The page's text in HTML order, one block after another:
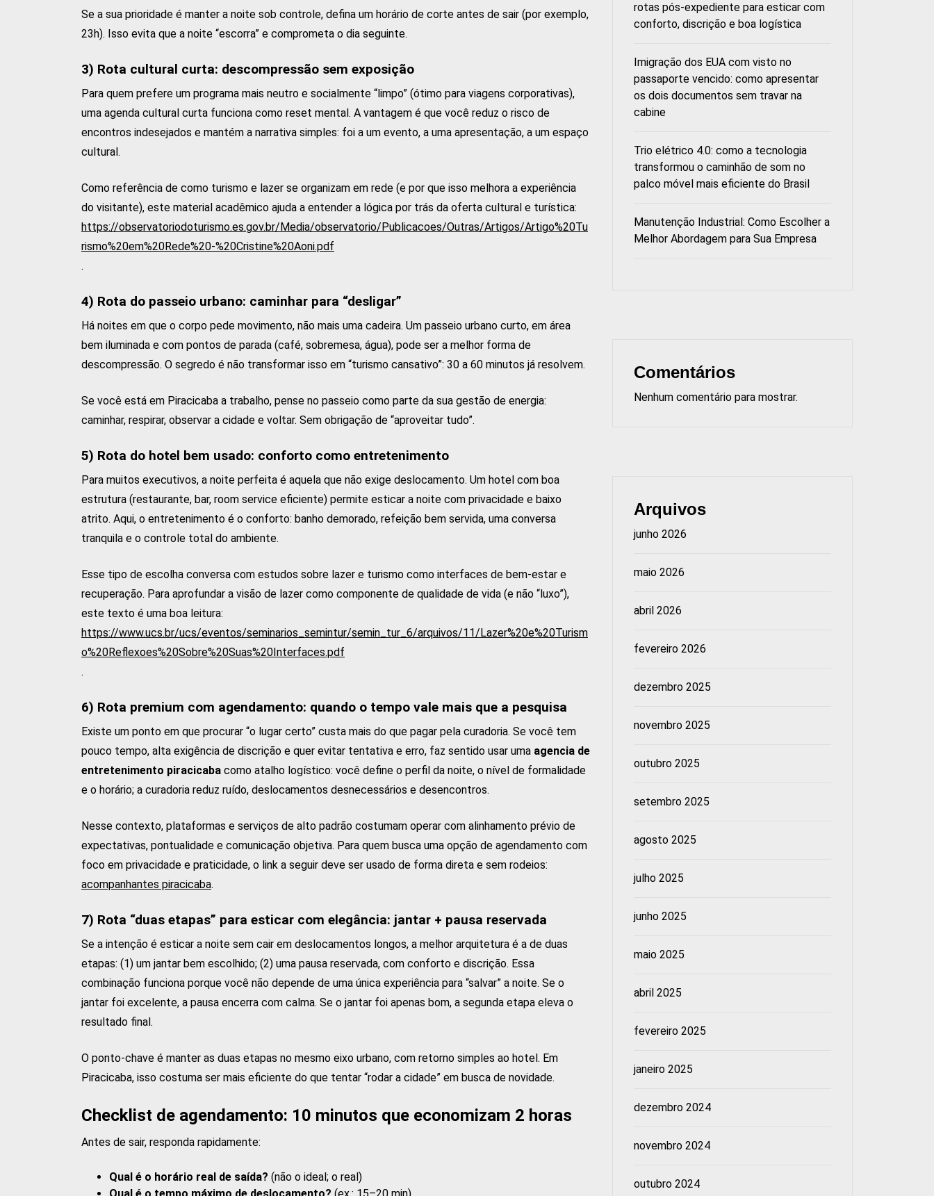
Se a sua prioridade é manter a noite sob controle, defina um horário de corte antes de sair (por exemplo,
23h). Isso evita que a noite “escorra” e comprometa o dia seguinte.
3) Rota cultural curta: descompressão sem exposição
Para quem prefere um programa mais neutro e socialmente “limpo” (ótimo para viagens corporativas),
uma agenda cultural curta funciona como reset mental. A vantagem é que você reduz o risco de
encontros indesejados e mantém a narrativa simples: foi a um evento, a uma apresentação, a um espaço
cultural.
Como referência de como turismo e lazer se organizam em rede (e por que isso melhora a experiência
do visitante), este material acadêmico ajuda a entender a lógica por trás da oferta cultural e turística:
https://observatoriodoturismo.es.gov.br/Media/observatorio/Publicacoes/Outras/Artigos/Artigo%20Tu
rismo%20em%20Rede%20-%20Cristine%20Aoni.pdf
.
4) Rota do passeio urbano: caminhar para “desligar”
Há noites em que o corpo pede movimento, não mais uma cadeira. Um passeio urbano curto, em área
bem iluminada e com pontos de parada (café, sobremesa, água), pode ser a melhor forma de
descompressão. O segredo é não transformar isso em “turismo cansativo”: 30 a 60 minutos já resolvem.
Se você está em Piracicaba a trabalho, pense no passeio como parte da sua gestão de energia:
caminhar, respirar, observar a cidade e voltar. Sem obrigação de “aproveitar tudo”.
5) Rota do hotel bem usado: conforto como entretenimento
Para muitos executivos, a noite perfeita é aquela que não exige deslocamento. Um hotel com boa
estrutura (restaurante, bar, room service eficiente) permite esticar a noite com privacidade e baixo
atrito. Aqui, o entretenimento é o conforto: banho demorado, refeição bem servida, uma conversa
tranquila e o controle total do ambiente.
Esse tipo de escolha conversa com estudos sobre lazer e turismo como interfaces de bem-estar e
recuperação. Para aprofundar a visão de lazer como componente de qualidade de vida (e não “luxo”),
este texto é uma boa leitura:
https://www.ucs.br/ucs/eventos/seminarios_semintur/semin_tur_6/arquivos/11/Lazer%20e%20Turism
o%20Reflexoes%20Sobre%20Suas%20Interfaces.pdf
.
6) Rota premium com agendamento: quando o tempo vale mais que a pesquisa
Existe um ponto em que procurar “o lugar certo” custa mais do que pagar pela curadoria. Se você tem
pouco tempo, alta exigência de discrição e quer evitar tentativa e erro, faz sentido usar uma agencia de
entretenimento piracicaba como atalho logístico: você define o perfil da noite, o nível de formalidade
e o horário; a curadoria reduz ruído, deslocamentos desnecessários e desencontros.
Nesse contexto, plataformas e serviços de alto padrão costumam operar com alinhamento prévio de
expectativas, pontualidade e comunicação objetiva. Para quem busca uma opção de agendamento com
foco em privacidade e praticidade, o link a seguir deve ser usado de forma direta e sem rodeios:
acompanhantes piracicaba.
7) Rota “duas etapas” para esticar com elegância: jantar + pausa reservada
Se a intenção é esticar a noite sem cair em deslocamentos longos, a melhor arquitetura é a de duas
etapas: (1) um jantar bem escolhido; (2) uma pausa reservada, com conforto e discrição. Essa
combinação funciona porque você não depende de uma única experiência para “salvar” a noite. Se o
jantar foi excelente, a pausa encerra com calma. Se o jantar foi apenas bom, a segunda etapa eleva o
resultado final.
O ponto-chave é manter as duas etapas no mesmo eixo urbano, com retorno simples ao hotel. Em
Piracicaba, isso costuma ser mais eficiente do que tentar “rodar a cidade” em busca de novidade.
Checklist de agendamento: 10 minutos que economizam 2 horas
Antes de sair, responda rapidamente:
Qual é o horário real de saída? (não o ideal; o real)
rotas pós-expediente para esticar com
conforto, discrição e boa logística
Imigração dos EUA com visto no
passaporte vencido: como apresentar
os dois documentos sem travar na
cabine
Trio elétrico 4.0: como a tecnologia
transformou o caminhão de som no
palco móvel mais eficiente do Brasil
Manutenção Industrial: Como Escolher a
Melhor Abordagem para Sua Empresa
Comentários
Nenhum comentário para mostrar.
Arquivos
junho 2026
maio 2026
abril 2026
fevereiro 2026
dezembro 2025
novembro 2025
outubro 2025
setembro 2025
agosto 2025
julho 2025
junho 2025
maio 2025
abril 2025
fevereiro 2025
janeiro 2025
dezembro 2024
novembro 2024
outubro 2024